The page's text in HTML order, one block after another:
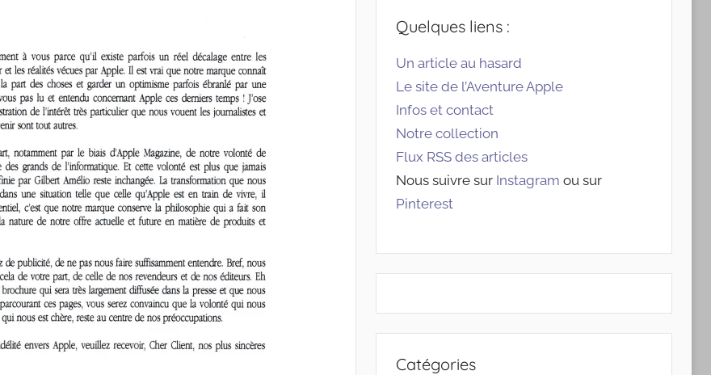
Quelques liens :
Un article au hasard
Le site de l’Aventure Apple
Infos et contact
Notre collection
Flux RSS des articles
Nous suivre sur Instagram ou sur
Pinterest
Catégories